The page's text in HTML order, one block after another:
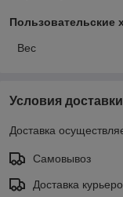
Пользовательские
Вес
Условия доставки
Доставка
Самовывоз
Доставка